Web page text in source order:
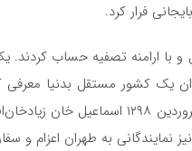
فرار کرد.
و با ارامنه تصفیه حساب
وکیل تشکیل می شد و در ۱۱
نمایندگانی به طهران اعزام و